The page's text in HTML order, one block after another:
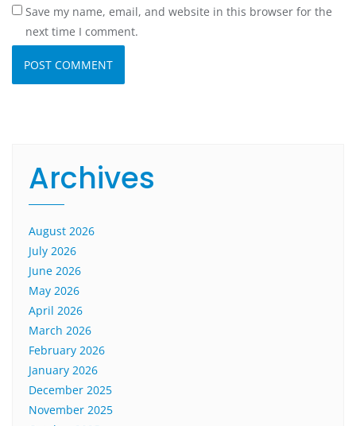
Save my name, email, and website in this browser for the
next time I comment.
Archives
August 2026
July 2026
June 2026
May 2026
April 2026
March 2026
February 2026
January 2026
December 2025
November 2025